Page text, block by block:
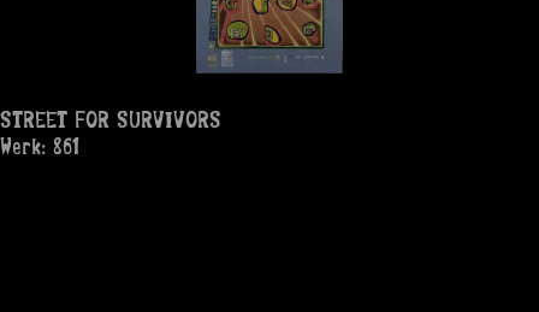
STREET FOR SURVIVORS
Werk: 861